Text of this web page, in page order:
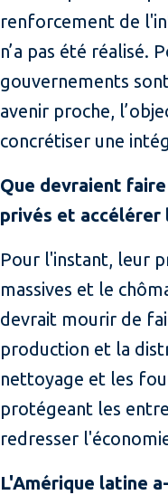
renforcement de
n’a pas été réalisé.
gouvernements
avenir proche,
concrétiser une
Que devraient
privés et accélérer
Pour l'instant, leur
massives et le
devrait mourir de
production et la
nettoyage et les
protégeant les
redresser
L'Amérique latine